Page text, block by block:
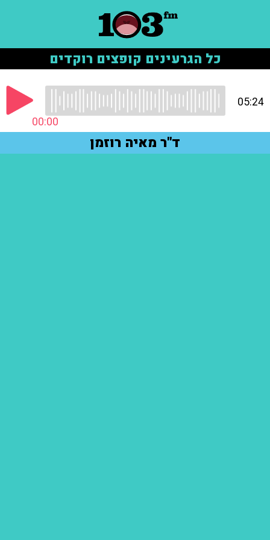
כל הגרעינים קופצים רוקדים
00:00
05:24
ד"ר מאיה רוזמן